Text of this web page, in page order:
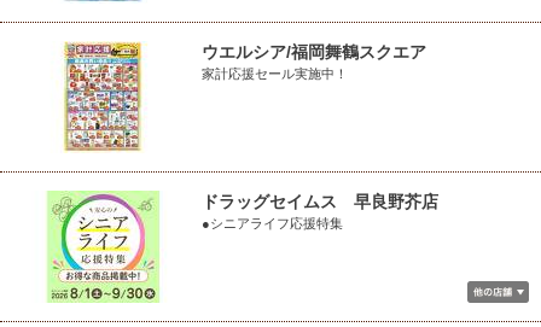
ウエルシア/福岡舞鶴スクエア
家計応援セール実施中！
ドラッグセイムス 早良野芥店
●シニアライフ応援特集